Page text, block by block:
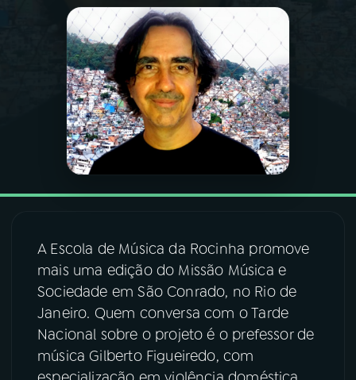
PROGRAMAÇÃO
PROGRAMAS
PODCASTS
06VIDEOCASTS
07ÚLTIMAS
FESTIVAL DE MÚSICA
ACOMPANHE A RÁDIO NACIONAL
A Escola de Música da Rocinha promove
mais uma edição do Missão Música e
Sociedade em São Conrado, no Rio de
Janeiro. Quem conversa com o Tarde
Nacional sobre o projeto é o prefessor de
música Gilberto Figueiredo, com